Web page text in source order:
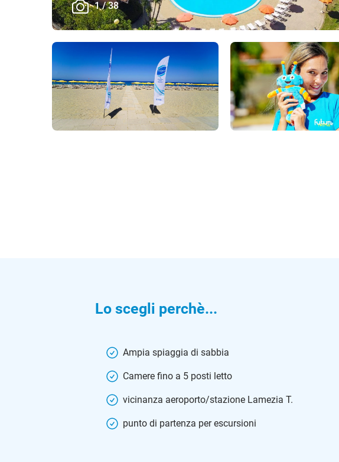
1/38
Lo scegli perchè...
Ampia spiaggia di sabbia
Camere fino a 5 posti letto
vicinanza aeroporto/stazione Lamezia T.
punto di partenza per escursioni